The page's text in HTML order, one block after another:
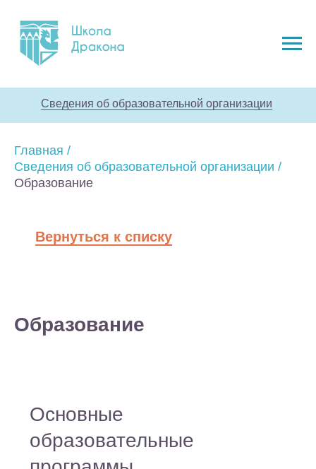
Сведения об образовательной организации
Главная /
Сведения об образовательной организации /
Образование
Вернуться к списку
Образование
2027 учебный год
образовательные
программы
Электронные